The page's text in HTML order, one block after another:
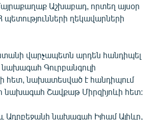
Աշխաբադ, որտեղ այսօր
պետությունների ղեկավարների
վարչապետն արդեն հանդիպել
Գուրբանգուլի
հետ, նախատեսված է հանդիպում
նախագահ Շավքաթ Միրզիյոևի հետ:
Ադրբեջանի նախագահ Իլհամ Ալիևը,